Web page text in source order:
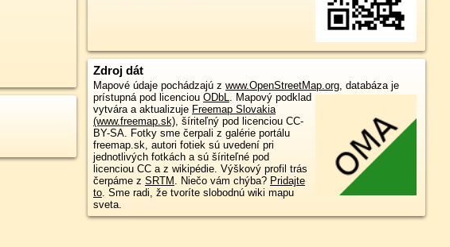
Zdroj dát
Mapové údaje pochádzajú z www.OpenStreetMap.org, databáza je
prístupná pod licenciou ODbL. Mapový podklad
vytvára a aktualizuje Freemap Slovakia
(www.freemap.sk), šíriteľný pod licenciou CC-
BY-SA. Fotky sme čerpali z galérie portálu
freemap.sk, autori fotiek sú uvedení pri
jednotlivých fotkách a sú šíriteľné pod
licenciou CC a z wikipédie. Výškový profil trás
čerpáme z SRTM . Niečo vám chýba? Pridajte
to. Sme radi, že tvoríte slobodnú wiki mapu
sveta.